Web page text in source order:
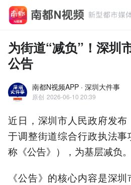
为街道“减负”！深圳
公告
南都N视频APP · 深圳大件事
原创 2026-06-10 20:39
近日，深圳市人民政府发
于调整街道综合行政执法
称《公告》），为基层减负。
《公告》的核心内容是深